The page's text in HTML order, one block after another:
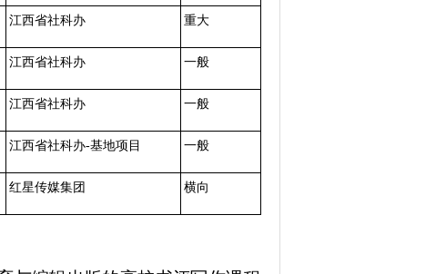
江西省社科办 重大
江西省社科办 一般
江西省社科办 一般
江西省社科办-基地项目 一般
红星传媒集团 横向